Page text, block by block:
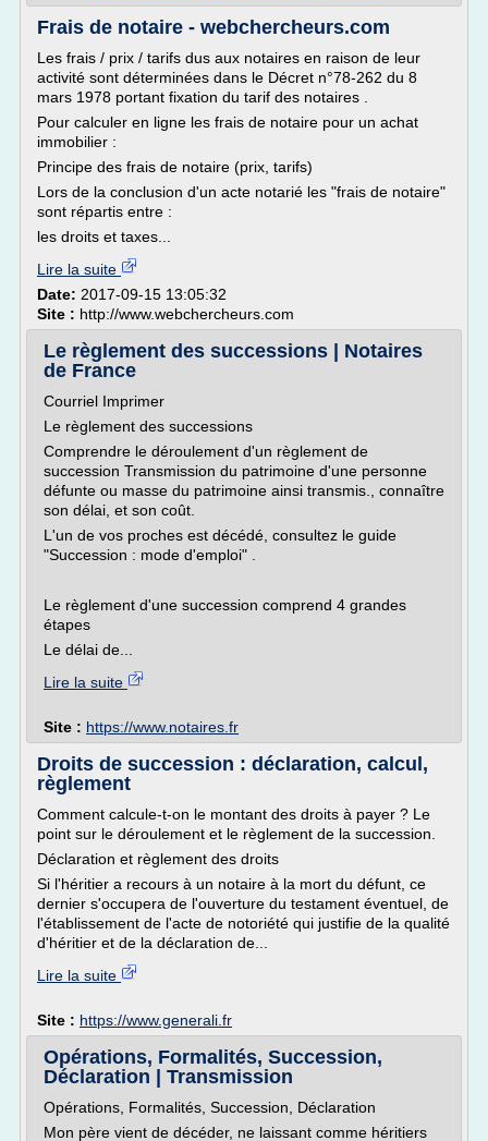
Frais de notaire - webchercheurs.com
Les frais / prix / tarifs dus aux notaires en raison de leur
activité sont déterminées dans le Décret n°78-262 du 8
mars 1978 portant fixation du tarif des notaires .
Pour calculer en ligne les frais de notaire pour un achat
immobilier :
Principe des frais de notaire (prix, tarifs)
Lors de la conclusion d'un acte notarié les "frais de notaire"
sont répartis entre :
les droits et taxes...
Lire la suite
Date: 2017-09-15 13:05:32
Site : http://www.webchercheurs.com
Le règlement des successions | Notaires
de France
Courriel Imprimer
Le règlement des successions
Comprendre le déroulement d'un règlement de
succession Transmission du patrimoine d'une personne
défunte ou masse du patrimoine ainsi transmis., connaître
son délai, et son coût.
L'un de vos proches est décédé, consultez le guide
"Succession : mode d'emploi" .
Le règlement d'une succe­ssion comprend 4 grandes
étapes
Le délai de...
Lire la suite
Site : https://www.notaires.fr
Droits de succession : déclaration, calcul,
règlement
Comment calcule-t-on le montant des droits à payer ? Le
point sur le déroulement et le règlement de la succession.
Déclaration et règlement des droits
Si l'héritier a recours à un notaire à la mort du défunt, ce
dernier s'occupera de l'ouverture du testament éventuel, de
l'établissement de l'acte de notoriété qui justifie de la qualité
d'héritier et de la déclaration de...
Lire la suite
Site : https://www.generali.fr
Opérations, Formalités, Succession,
Déclaration | Transmission
Opérations, Formalités, Succession, Déclaration
Mon père vient de décéder, ne laissant comme héritiers